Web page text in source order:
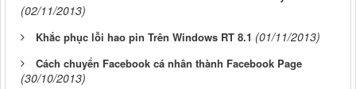
(02/11/2013)
Khắc phục lỗi hao pin Trên Windows RT 8.1 (01/11/2013)
Cách chuyển Facebook cá nhân thành Facebook Page
(30/10/2013)